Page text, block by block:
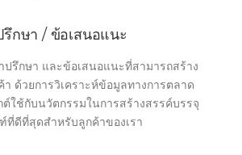
รึกษา / ข้อเสนอแนะ
ปรึกษา และข้อเสนอแนะที่สามารถสร้าง
ด้วยการวิเคราะห์ข้อมูลทางการตลาด
ต์ใช้กับนวัตกรรมในการสร้างสรรค์บรรจุ
ดีที่สุดสำหรับลูกค้าของเรา